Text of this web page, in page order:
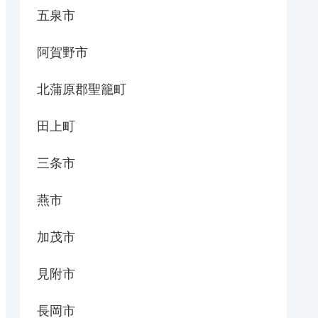
五泉市
阿賀野市
北蒲原郡聖籠町
田上町
三条市
燕市
加茂市
見附市
長岡市